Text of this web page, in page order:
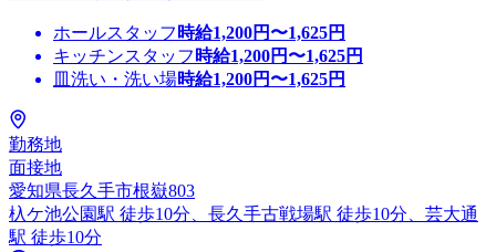
ホールスタッフ 時給1,200円〜1,625円
キッチンスタッフ 時給1,200円〜1,625円
皿洗い・洗い場時給1,200円〜1,625円
勤務地
面接地
愛知県長久手市根嶽803
杁ケ池公園駅 徒歩10分、長久手古戦場駅 徒歩10分、芸大通
駅 徒歩10分